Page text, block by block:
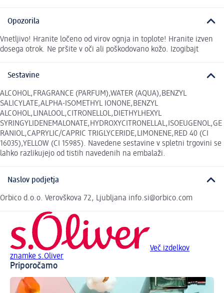
Opozorila
Vnetljivo! Hranite ločeno od virov ognja in toplote! Hranite izven
dosega otrok. Ne pršite v oči ali poškodovano kožo. Izogibajt
Sestavine
ALCOHOL,FRAGRANCE (PARFUM),WATER (AQUA),BENZYL
SALICYLATE,ALPHA-ISOMETHYL IONONE,BENZYL
ALCOHOL,LINALOOL,CITRONELLOL,DIETHYLHEXYL
SYRINGYLIDENEMALONATE,HYDROXYCITRONELLAL,ISOEUGENOL,GE
RANIOL,CAPRYLIC/CAPRIC TRIGLYCERIDE,LIMONENE,RED 40 (CI
16035),YELLOW (CI 15985). Navedene sestavine v spletni trgovini se
lahko razlikujejo od tistih navedenih na embalaži.
Naslov podjetja
Orbico d.o.o. Verovškova 72, Ljubljana info.si@orbico.com
Več izdelkov
znamke s.Oliver
Priporočamo